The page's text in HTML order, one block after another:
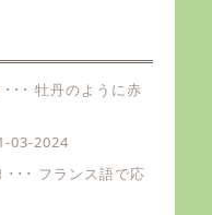
･ 牡丹のように赤
03-2024
･･ フランス語で応